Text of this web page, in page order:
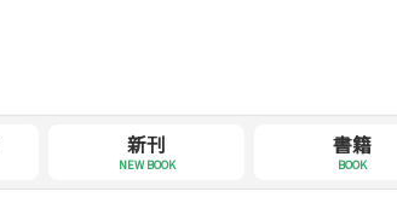
新刊
NEW BOOK
書籍
BOOK